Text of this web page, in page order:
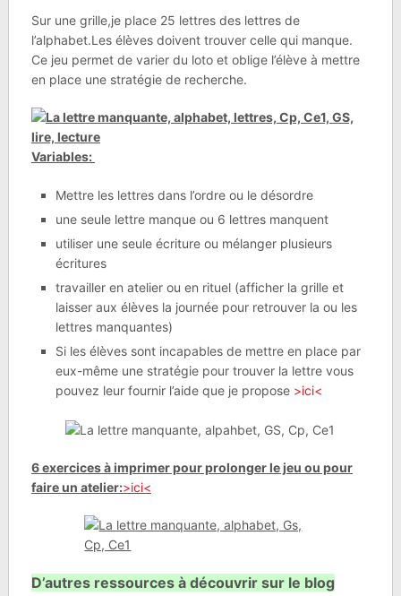
Sur une grille,je place 25 lettres des lettres de
l’alphabet.Les élèves doivent trouver celle qui manque.
Ce jeu permet de varier du loto et oblige l’élève à mettre
en place une stratégie de recherche.
Variables:
Mettre les lettres dans l’ordre ou le désordre
une seule lettre manque ou 6 lettres manquent
utiliser une seule écriture ou mélanger plusieurs
écritures
travailler en atelier ou en rituel (afficher la grille et
laisser aux élèves la journée pour retrouver la ou les
lettres manquantes)
Si les élèves sont incapables de mettre en place par
eux-même une stratégie pour trouver la lettre vous
pouvez leur fournir l’aide que je propose >ici<
6 exercices à imprimer pour prolonger le jeu ou pour
faire un atelier:>ici<
D’autres ressources à découvrir sur le blog